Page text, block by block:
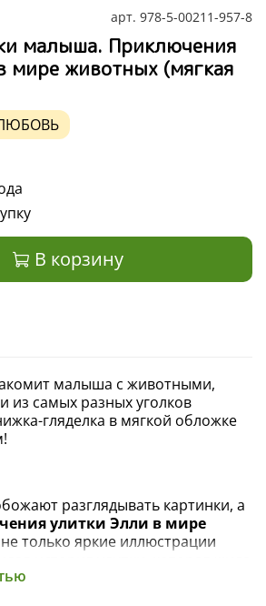
арт. 978-5-00211-957-8
малыша. Приключения
мире животных (мягкая
В корзину
малыша с животными,
из самых разных уголков
гляделка в мягкой обложке
разглядывать картинки, а
улитки Элли в мире
не только яркие иллюстрации
и знала всех зверей вокруг.